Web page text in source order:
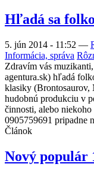
Hľadá sa
5. jún 2014 - 11:52 —
Informácia, správa
Zdravím vás
agentura.sk) hľadá
klasiky (Brontosaurov,
hudobnú produkciu v
činnosti, alebo niekoho
0905759691 pripadne
Článok
Nový populár